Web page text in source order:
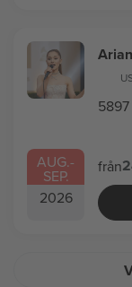
AUG.-
SEP.
2026
från